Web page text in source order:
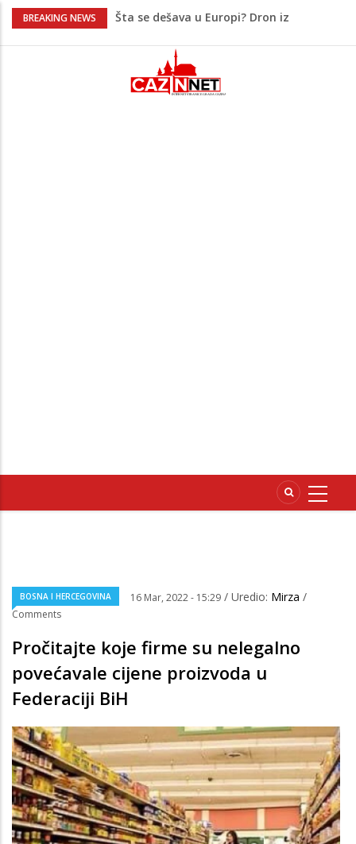
BREAKING NEWS
Šta se dešava u Europi? Dron iz
kod gasovoda
Ribari pronašli kosti na isušenom dnu
Save, podsjećaju na ljudske
BOSNA I HERCEGOVINA 16 Mar, 2022 - 15:29 / Uredio: Mirza /
Comments
Pročitajte koje firme su nelegalno
povećavale cijene proizvoda u
Federaciji BiH